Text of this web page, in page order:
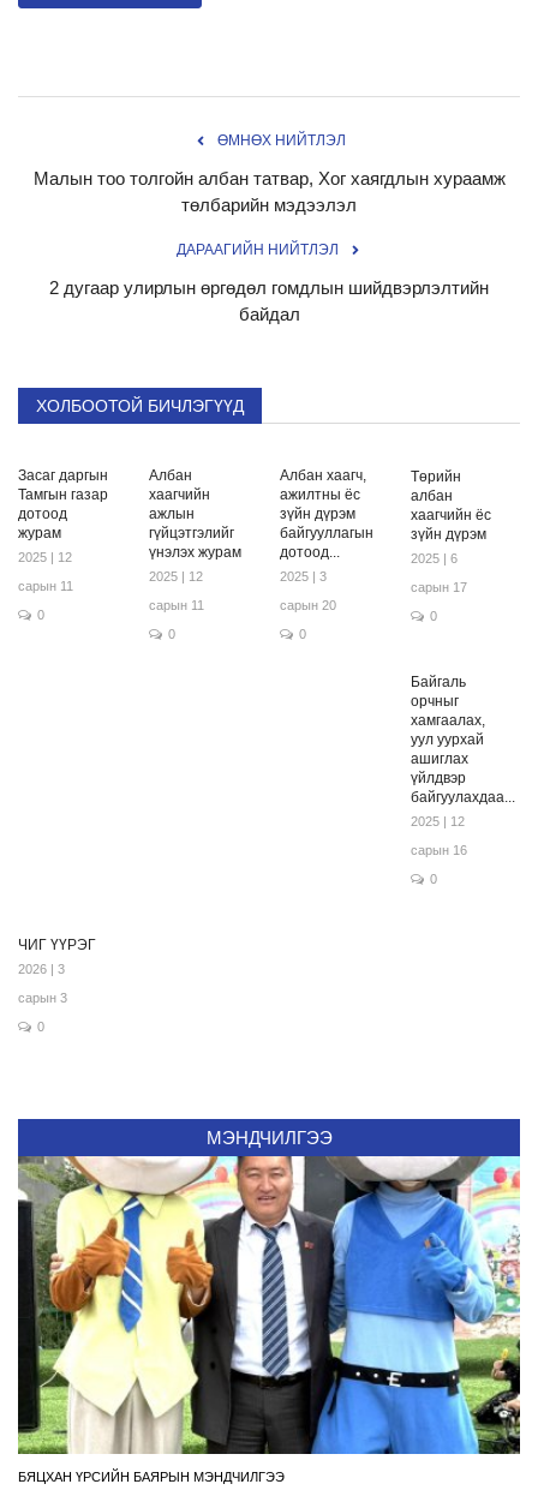
ӨМНӨХ НИЙТЛЭЛ
Малын тоо толгойн албан татвар, Хог хаягдлын хураамж
төлбарийн мэдээлэл
ДАРААГИЙН НИЙТЛЭЛ
2 дугаар улирлын өргөдөл гомдлын шийдвэрлэлтийн
байдал
ХОЛБООТОЙ БИЧЛЭГҮҮД
Засаг даргын
Тамгын газар
дотоод
журам
2025 | 12
сарын 11
0
Албан
хаагчийн
ажлын
гүйцэтгэлийг
үнэлэх журам
2025 | 12
сарын 11
0
Албан хаагч,
ажилтны ёс
зүйн дүрэм
байгууллагын
дотоод...
2025 | 3
сарын 20
0
Төрийн
албан
хаагчийн ёс
зүйн дүрэм
2025 | 6
сарын 17
0
Байгаль
орчныг
хамгаалах,
уул уурхай
ашиглах
үйлдвэр
байгуулахдаа...
2025 | 12
сарын 16
0
ЧИГ ҮҮРЭГ
2026 | 3
сарын 3
0
МЭНДЧИЛГЭЭ
БЯЦХАН ҮРСИЙН БАЯРЫН МЭНДЧИЛГЭЭ